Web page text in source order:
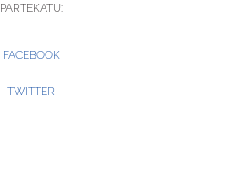
PARTEKATU:
FACEBOOK
TWITTER